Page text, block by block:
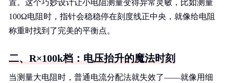
置。这个巧妙设计让小电阻测量变得异常灵敏，比如测量
100Ω电阻时，指针会稳稳停在刻度线正中央，就像给电阻
称重时找到了完美的平衡点。
二、R×100k档：电压抬升的魔法时刻
当测量大电阻时，普通电流分配法就失效了——就像用细